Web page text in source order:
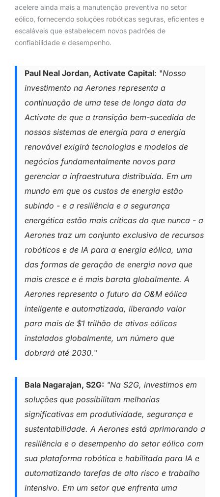
acelere ainda mais a manutenção preventiva no setor
eólico, fornecendo soluções robóticas seguras, eficientes e
escaláveis que estabelecem novos padrões de
confiabilidade e desempenho.
Paul Neal Jordan, Activate Capital: "Nosso
investimento na Aerones representa a
continuação de uma tese de longa data da
Activate de que a transição bem-sucedida de
nossos sistemas de energia para a energia
renovável exigirá tecnologias e modelos de
negócios fundamentalmente novos para
gerenciar a infraestrutura distribuída. Em um
mundo em que os custos de energia estão
subindo - e a resiliência e a segurança
energética estão mais críticas do que nunca - a
Aerones traz um conjunto exclusivo de recursos
robóticos e de IA para a energia eólica, uma
das formas de geração de energia nova que
mais cresce e é mais barata globalmente. A
Aerones representa o futuro da O&M eólica
inteligente e automatizada, liberando valor
para mais de $1 trilhão de ativos eólicos
instalados globalmente, um número que
dobrará até 2030."
Bala Nagarajan, S2G: "Na S2G, investimos em
soluções que possibilitam melhorias
significativas em produtividade, segurança e
sustentabilidade. A Aerones está aprimorando a
resiliência e o desempenho do setor eólico com
sua plataforma robótica e habilitada para IA e
automatizando tarefas de alto risco e trabalho
intensivo. Em um setor que enfrenta uma